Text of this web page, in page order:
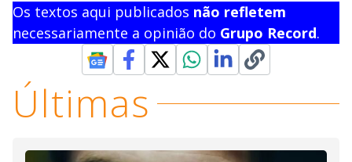
Os textos aqui publicados não refletem
necessariamente a opinião do Grupo Record.
Últimas